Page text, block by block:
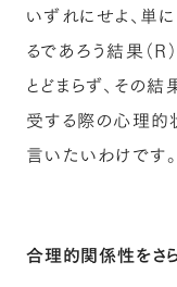
いずれにせよ、単
るであろう結果（R
とどまらず、その
受する際の心理的
言いたいわけです。
合理的関係性をさら